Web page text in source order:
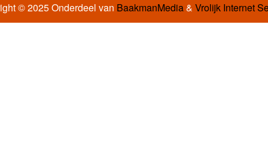
© 2025 Onderdeel van BaakmanMedia& Vrolijk Internet